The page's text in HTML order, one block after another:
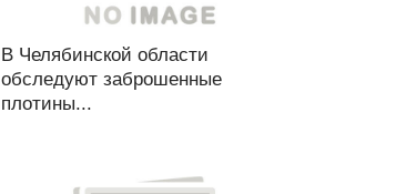
В Челябинской области
обследуют заброшенные
плотины...